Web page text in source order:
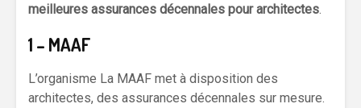
meilleures assurances décennales pour architectes.
1 – MAAF
L’organisme La MAAF met à disposition des
architectes, des assurances décennales sur mesure.